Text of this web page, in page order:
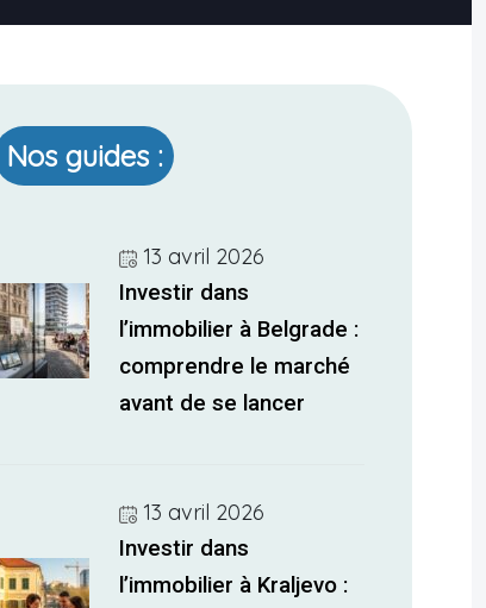
Nos guides :
13 avril 2026
Investir dans
l’immobilier à Belgrade :
comprendre le marché
avant de se lancer
13 avril 2026
Investir dans
l’immobilier à Kraljevo :